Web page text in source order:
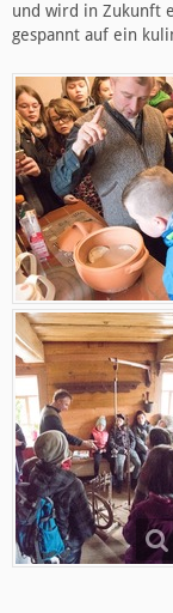
und wird in Zukunft
gespannt auf ein